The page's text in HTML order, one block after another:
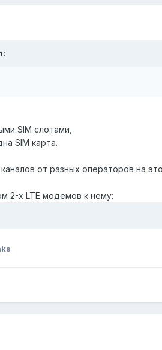
SIM слотами,
SIM карта.
от разных операторов на
2-х LTE модемов к нему: